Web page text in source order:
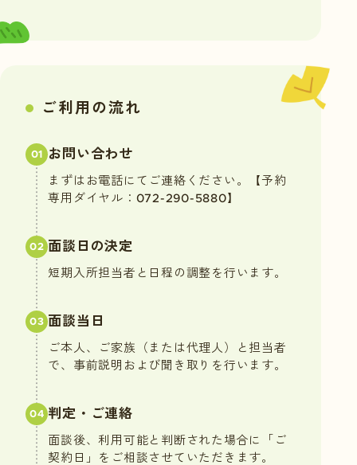
ご利用の流れ
01 お問い合わせ
まずはお電話にてご連絡ください。【予約
専用ダイヤル： 072-290-5880】
02 面談日の決定
短期入所担当者と日程の調整を行います。
03 面談当日
ご本人、ご家族（または代理人）と担当者
で、事前説明および聞き取りを行います。
04 判定・ご連絡
面談後、利用可能と判断された場合に「ご
契約日」をご相談させていただきます。